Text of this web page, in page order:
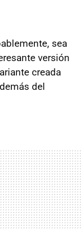
sea
versión
creada
del